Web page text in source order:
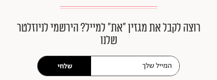
רוצה לקבל את מגזין ״את״ למייל? הירשמי לניוזלטר
שלנו
שלחי